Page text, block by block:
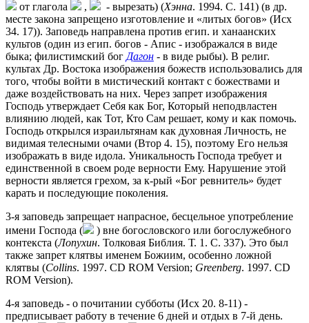
от глагола
, - вырезать) (Хэнна. 1994. C. 141) (в др.
месте закона запрещено изготовление и «литых богов» (Исх
34. 17)). Заповедь направлена против егип. и ханаанских
культов (один из егип. богов - Апис - изображался в виде
быка; филистимский бог Дагон - в виде рыбы). В религ.
культах Др. Востока изображения божеств использовались для
того, чтобы войти в мистический контакт с божествами и
даже воздействовать на них. Через запрет изображения
Господь утверждает Себя как Бог, Который неподвластен
влиянию людей, как Тот, Кто Сам решает, кому и как помочь.
Господь открылся израильтянам как духовная Личность, не
видимая телесными очами (Втор 4. 15), поэтому Его нельзя
изображать в виде идола. Уникальность Господа требует и
единственной в своем роде верности Ему. Нарушение этой
верности является грехом, за к-рый «Бог ревнитель» будет
карать и последующие поколения.
3-я заповедь запрещает напрасное, бесцельное употребление
имени Господа (
) вне богословского или богослужебного
контекста (Лопухин. Толковая Библия. Т. 1. C. 337). Это был
также запрет клятвы именем Божиим, особенно ложной
клятвы (Collins. 1997. CD ROM Version; Greenberg. 1997. CD
ROM Version).
4-я заповедь - о почитании субботы (Исх 20. 8-11) -
предписывает работу в течение 6 дней и отдых в 7-й день.